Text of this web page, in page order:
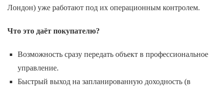
Лондон) уже работают под их операционным контролем.
Что это даёт покупателю?
Возможность сразу передать объект в профессиональное
управление.
Быстрый выход на запланированную доходность (в